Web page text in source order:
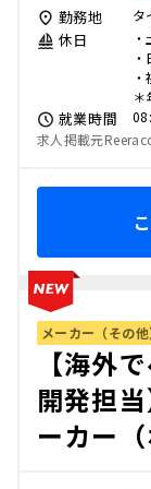
勤務地 タ
休日
＊
就業時間
求人掲載元
メーカー（その他
【海外
開発担
ーカー（